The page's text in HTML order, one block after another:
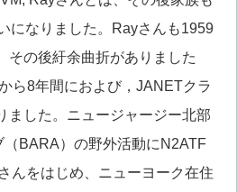
になりました。Rayさんも1959
その後紆余曲折がありました
ら8年間におよび，JANETクラ
ました。ニュージャージー北部
BARA）の野外活動にN2ATF
んをはじめ、ニューヨーク在住